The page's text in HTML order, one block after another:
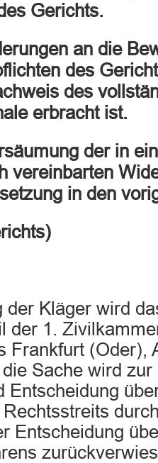
Gerichts.
an die
des
des
erbracht ist.
der in
vereinbarten
in den
der Kläger wird
der 1.
Frankfurt (Oder),
Sache wird zur
Entscheidung
Entscheidung